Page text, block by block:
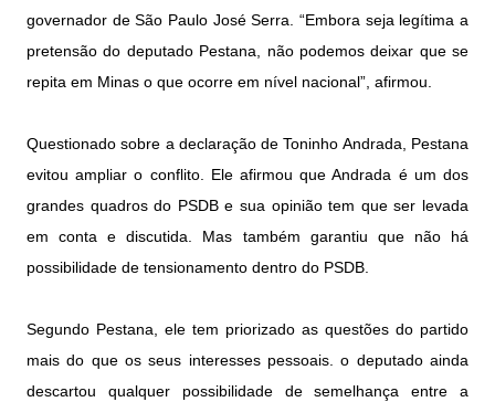
governador de São Paulo José Serra. “Embora seja legítima a
pretensão do deputado Pestana, não podemos deixar que se
repita em Minas o que ocorre em nível nacional”, afirmou.
Questionado sobre a declaração de Toninho Andrada, Pestana
evitou ampliar o conflito. Ele afirmou que Andrada é um dos
grandes quadros do PSDB e sua opinião tem que ser levada
em conta e discutida. Mas também garantiu que não há
possibilidade de tensionamento dentro do PSDB.
Segundo Pestana, ele tem priorizado as questões do partido
mais do que os seus interesses pessoais. o deputado ainda
descartou qualquer possibilidade de semelhança entre a